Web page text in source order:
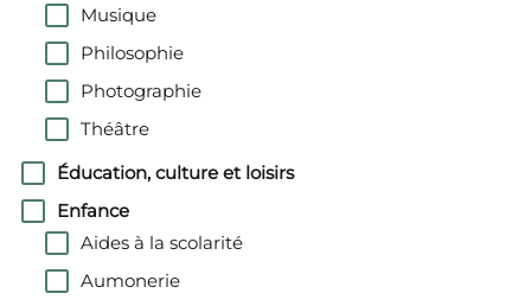
Musique
Philosophie
Photographie
Théâtre
Éducation, culture et loisirs
Enfance
Aides à la scolarité
Aumonerie